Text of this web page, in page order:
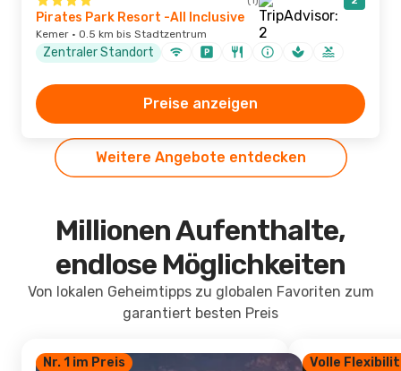
Pirates Park Resort -All Inclusive
Kemer · 0.5 km bis Stadtzentrum
Zentraler Standort
Preise anzeigen
Weitere Angebote entdecken
Millionen Aufenthalte,
endlose Möglichkeiten
Von lokalen Geheimtipps zu globalen Favoriten zum
garantiert besten Preis
Nr. 1 im Preis Volle